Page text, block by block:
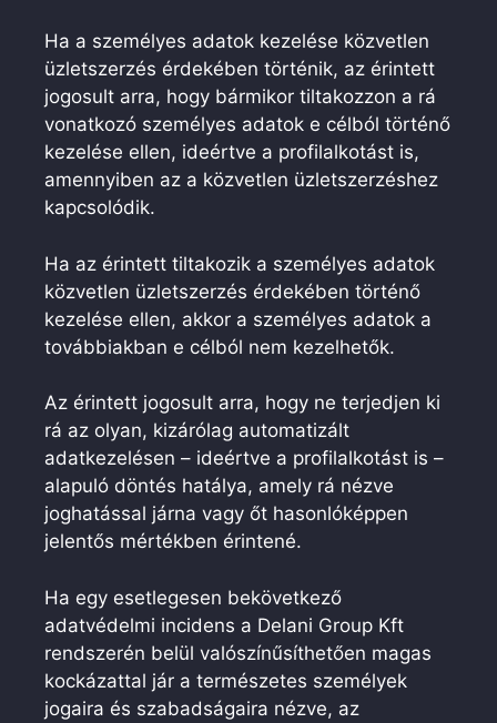
Ha a személyes adatok kezelése közvetlen
üzletszerzés érdekében történik, az érintett
jogosult arra, hogy bármikor tiltakozzon a rá
vonatkozó személyes adatok e célból történő
kezelése ellen, ideértve a profilalkotást is,
amennyiben az a közvetlen üzletszerzéshez
kapcsolódik.
Ha az érintett tiltakozik a személyes adatok
közvetlen üzletszerzés érdekében történő
kezelése ellen, akkor a személyes adatok a
továbbiakban e célból nem kezelhetők.
Az érintett jogosult arra, hogy ne terjedjen ki
rá az olyan, kizárólag automatizált
adatkezelésen – ideértve a profilalkotást is –
alapuló döntés hatálya, amely rá nézve
joghatással járna vagy őt hasonlóképpen
jelentős mértékben érintené.
Ha egy esetlegesen bekövetkező
adatvédelmi incidens a Delani Group Kft
rendszerén belül valószínűsíthetően magas
kockázattal jár a természetes személyek
jogaira és szabadságaira nézve, az